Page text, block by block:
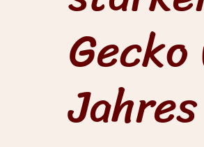
Jahres